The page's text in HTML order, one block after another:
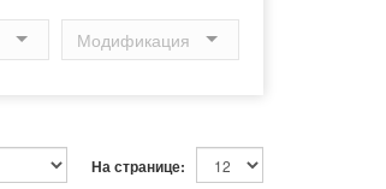
На странице: